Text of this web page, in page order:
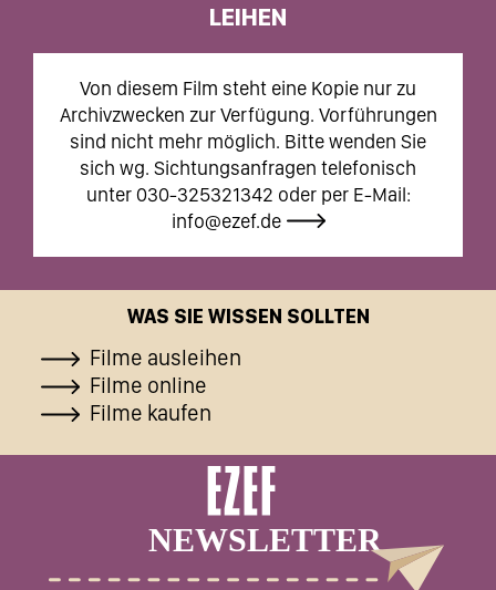
LEIHEN
Von diesem Film steht eine Kopie nur zu
Archivzwecken zur Verfügung. Vorführungen
sind nicht mehr möglich. Bitte wenden Sie
sich wg. Sichtungsanfragen telefonisch
unter 030-325321342 oder per E-Mail:
info@ezef.de
WAS SIE WISSEN SOLLTEN
Filme ausleihen
Filme online
Filme kaufen